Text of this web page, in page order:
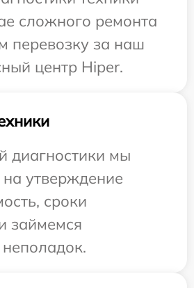
сложного ремонта
перевозку за наш
центр Hiper.
диагностики мы
утверждение
сроки
займемся